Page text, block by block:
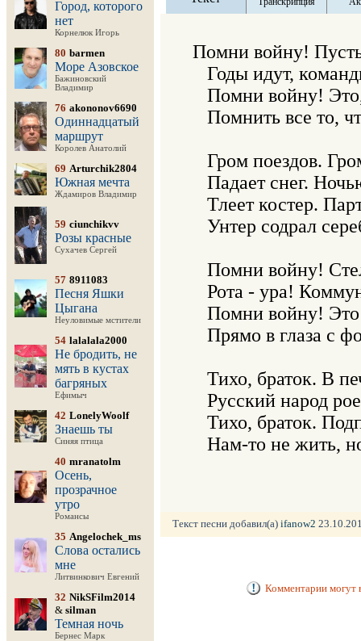
Город, которого
нет
Корнелюк Игорь
80 barmen
Море Азовское
Бажиновский
Владимир
76 akononov6690
Одиннадцатый
маршрут
Королев Анатолий
69 Arturchik2804
Южная мечта
Ждамиров Владимир
59 ciunchikvv
Розы красные
Сухачев Сергей
57 8911083
Песня Яшки
Цыгана
Неуловимые мстители
54 lalalala2000
Не бродить, не
мять в кустах
багряных
Ефимыч
42 LonelyWoolf
Знаешь ты
Синяя птица
40 mranatolm
Осень,
прозрачное
утро
Романсы
35 Angelochek_ms
Слова остались
мне
Литвинкович Евгений
32 NikSFilm2014
& silman
Темная ночь
Бернес Марк
Помни войну!
Годы идут,
Помни войну!
Помнить все то,
Гром поездов.
Падает снег.
Тлеет костер.
Унтер содрал
Помни войну!
Рота - ура!
Помни войну!
Прямо в глаза с
Тихо, браток. В
Русский народ
Тихо, браток.
Нам-то не жить,
Текст песни добавил(а) ifanow2
Комментарии могут